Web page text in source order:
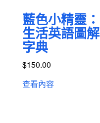
藍色小精靈：
生活英語圖解
字典
$150.00
查看內容